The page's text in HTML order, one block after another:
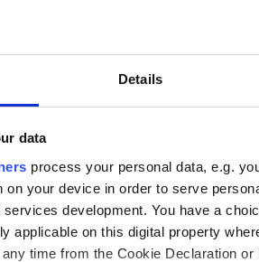
Details
data
process your personal data, e.g.
on your device in order to serve
development. You have a
applicable on this digital property
time from the Cookie Declaration